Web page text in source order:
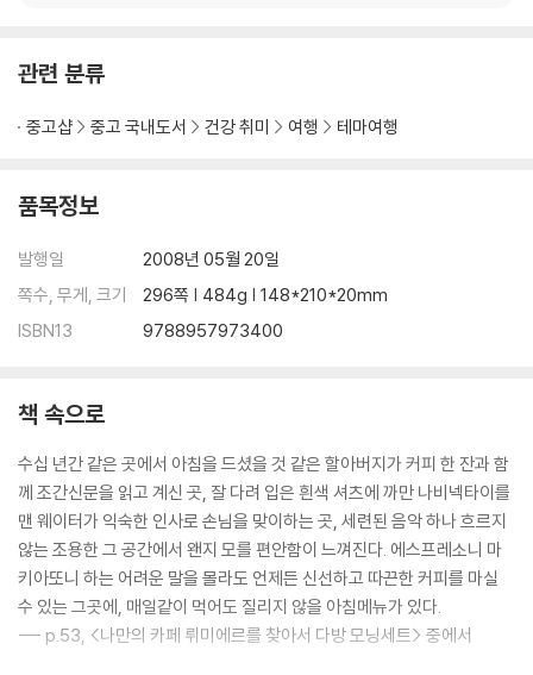
[Tokyo Sweets 04] 하라주쿠 터줏대감 <크레페>
◎ 싱글의 소박한 도쿄나들이 <새벽 수산시장 가는 날>
도쿄에서 설렁탕 먹기 -돈코츠라멘
사실, 저 처음이에요 -쇼유라멘
고마운 종이 앞치마 -카레우동
[Tokyo Sweets 05] 도쿄 베스트셀러 <푸딩>
#6_東京日記
아줌마, 잘못했어요 -몬쟈야끼
친구가 콕 찍은 도쿄 완소남 -모스버거
지도 볼 줄 모르는 여자 -카츠산도
오모테산도, 길 위의 추억 -커피 브레이크
처녀들의 도쿄몸살 -우나쥬
[Tokyo Sweets 06] <맛차 파르페>& <맛차 바바로아>
◎ 알아두면 손해 안 보는 <식탁 일본어>
관련 분류
중고샵 중고 국내도서 건강 취미 여행 테마여행
품목정보
발행일
2008년 05월 20일
쪽수, 무게, 크기
296쪽 | 484g | 148*210*20mm
ISBN13
9788957973400
책 속으로
수십 년간 같은 곳에서 아침을 드셨을 것 같은 할아버지가 커피 한 잔과 함
께 조간신문을 읽고 계신 곳, 잘 다려 입은 흰색 셔츠에 까만 나비넥타이를
맨 웨이터가 익숙한 인사로 손님을 맞이하는 곳, 세련된 음악 하나 흐르지
않는 조용한 그 공간에서 왠지 모를 편안함이 느껴진다. 에스프레소니 마
키아또니 하는 어려운 말을 몰라도 언제든 신선하고 따끈한 커피를 마실
수 있는 그곳에, 매일같이 먹어도 질리지 않을 아침메뉴가 있다.
--- p.53, <나만의 카페 뤼미에르를 찾아서 다방 모닝세트> 중에서